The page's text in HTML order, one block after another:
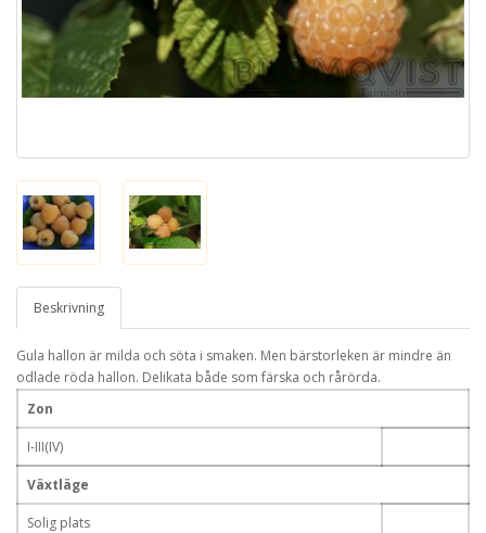
Beskrivning
Gula hallon är milda och söta i smaken. Men bärstorleken är mindre än
odlade röda hallon. Delikata både som färska och rårörda.
Zon
I-III(IV)
Växtläge
Solig plats